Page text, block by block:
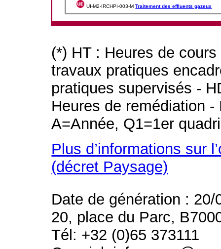
UI-M2-IRCHPI-003-MTraitement des effluents gazeux
(*) HT : Heures de
travaux pratiques
pratiques supervisés -
Heures de remédiation
A=Année, Q1=1er
Plus d’informations sur
(décret Paysage)
Date de génération : 20/
20, place du Parc,
Tél: +32 (0)65 373111